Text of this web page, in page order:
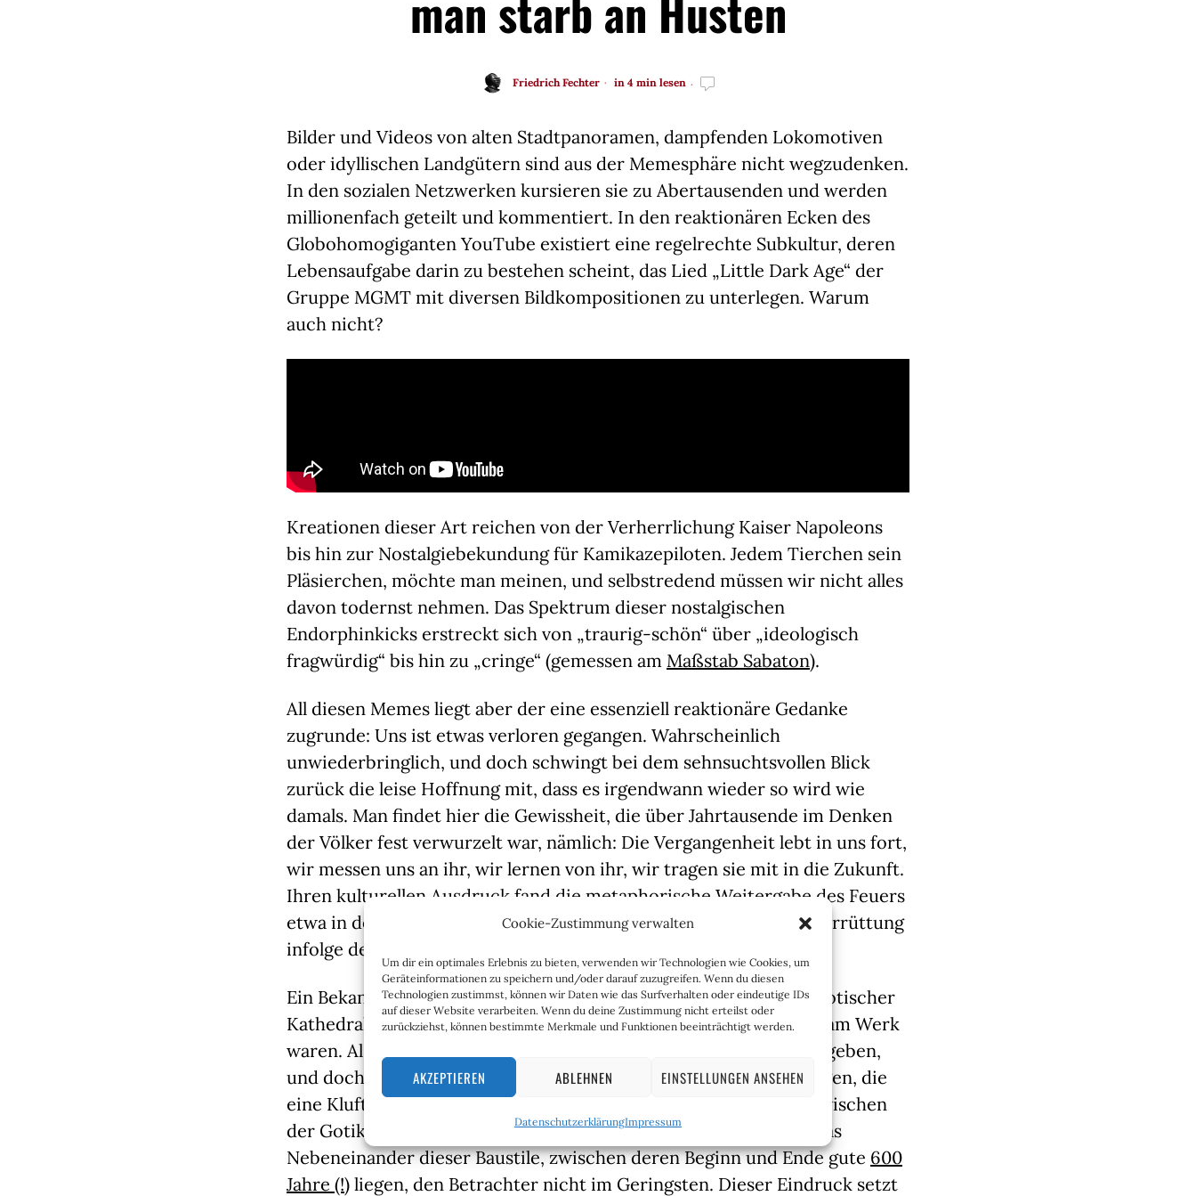
Cookie-Zustimmung verwalten
Um dir ein optimales Erlebnis zu bieten, verwenden wir Technologien wie Cookies, um
Geräteinformationen zu speichern und/oder darauf zuzugreifen. Wenn du diesen
Technologien zustimmst, können wir Daten wie das Surfverhalten oder eindeutige IDs
auf dieser Website verarbeiten. Wenn du deine Zustimmung nicht erteilst oder
zurückziehst, können bestimmte Merkmale und Funktionen beeinträchtigt werden.
AKZEPTIEREN ABLEHNEN EINSTELLUNGEN ANSEHEN
DatenschutzerklärungImpressum
Friedrich Fechter in 4 min lesen
Bilder und Videos von alten Stadtpanoramen, dampfenden Lokomotiven
oder idyllischen Landgütern sind aus der Memesphäre nicht wegzudenken.
In den sozialen Netzwerken kursieren sie zu Abertausenden und werden
millionenfach geteilt und kommentiert. In den reaktionären Ecken des
Globohomogiganten YouTube existiert eine regelrechte Subkultur, deren
Lebensaufgabe darin zu bestehen scheint, das Lied „Little Dark Age“ der
Gruppe MGMT mit diversen Bildkompositionen zu unterlegen. Warum
auch nicht?
Kreationen dieser Art reichen von der Verherrlichung Kaiser Napoleons
bis hin zur Nostalgiebekundung für Kamikazepiloten. Jedem Tierchen sein
Pläsierchen, möchte man meinen, und selbstredend müssen wir nicht alles
davon todernst nehmen. Das Spektrum dieser nostalgischen
Endorphinkicks erstreckt sich von „traurig-schön“ über „ideologisch
fragwürdig“ bis hin zu „cringe“ (gemessen am Maßstab Sabaton).
All diesen Memes liegt aber der eine essenziell reaktionäre Gedanke
zugrunde: Uns ist etwas verloren gegangen. Wahrscheinlich
unwiederbringlich, und doch schwingt bei dem sehnsuchtsvollen Blick
zurück die leise Hoffnung mit, dass es irgendwann wieder so wird wie
damals. Man findet hier die Gewissheit, die über Jahrtausende im Denken
der Völker fest verwurzelt war, nämlich: Die Vergangenheit lebt in uns fort,
wir messen uns an ihr, wir lernen von ihr, wir tragen sie mit in die Zukunft.
Ihren kulturellen Ausdruck fand die metaphorische Weitergabe des Feuers
etwa in der Abfolge europäischer Baustile, die bis zur geistigen Zerrüttung
infolge des Ersten Weltkriegs mehr Kontinuität als Bruch war.
Ein Bekannter meinte mal sehr treffend, dass man beim Anblick gotischer
Kathedralen den Eindruck gewinnen könnte, dass Außerirdische am Werk
waren. Als Liebhaber der Gotik bin ich versucht, ihm da recht zu geben,
und doch übergeht dieses Urteil die vielen stilistischen Abstufungen, die
eine Kluft zwischen der Romanik und der Gotik und wiederum zwischen
der Gotik und der Renaissance kaschieren. Vor allem aber stört das
Nebeneinander dieser Baustile, zwischen deren Beginn und Ende gute 600
Jahre (!) liegen, den Betrachter nicht im Geringsten. Dieser Eindruck setzt